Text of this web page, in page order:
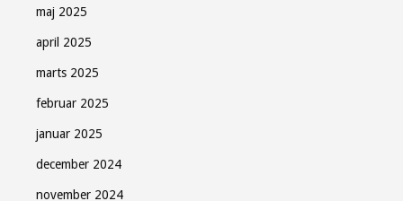
maj 2025
april 2025
marts 2025
februar 2025
januar 2025
december 2024
november 2024